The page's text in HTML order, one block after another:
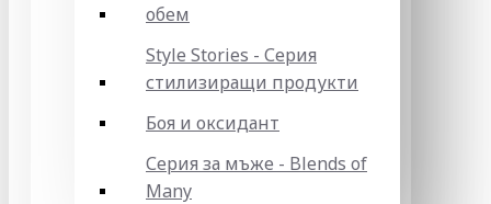
обем
Style Stories - Серия
стилизиращи продукти
Боя и оксидант
Серия за мъже - Blends of
Many